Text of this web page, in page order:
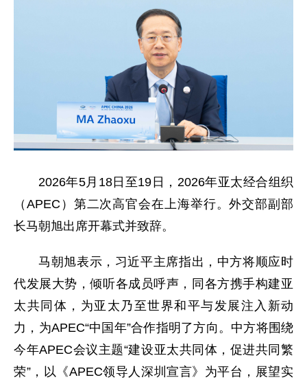
2026年5月18日至19日，2026年亚太经合组织
（APEC）第二次高官会在上海举行。外交部副部
长马朝旭出席开幕式并致辞。
马朝旭表示，习近平主席指出，中方将顺应时
代发展大势，倾听各成员呼声，同各方携手构建亚
太共同体，为亚太乃至世界和平与发展注入新动
力，为APEC“中国年”合作指明了方向。中方将围绕
今年APEC会议主题“建设亚太共同体，促进共同繁
荣”，以《APEC领导人深圳宣言》为平台，展望实